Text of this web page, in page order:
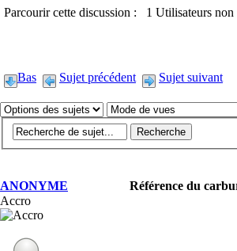
Parcourir cette discussion : 1 Utilisateurs non
Bas Sujet précédent Sujet suivant
ANONYME
Référence du
Accro